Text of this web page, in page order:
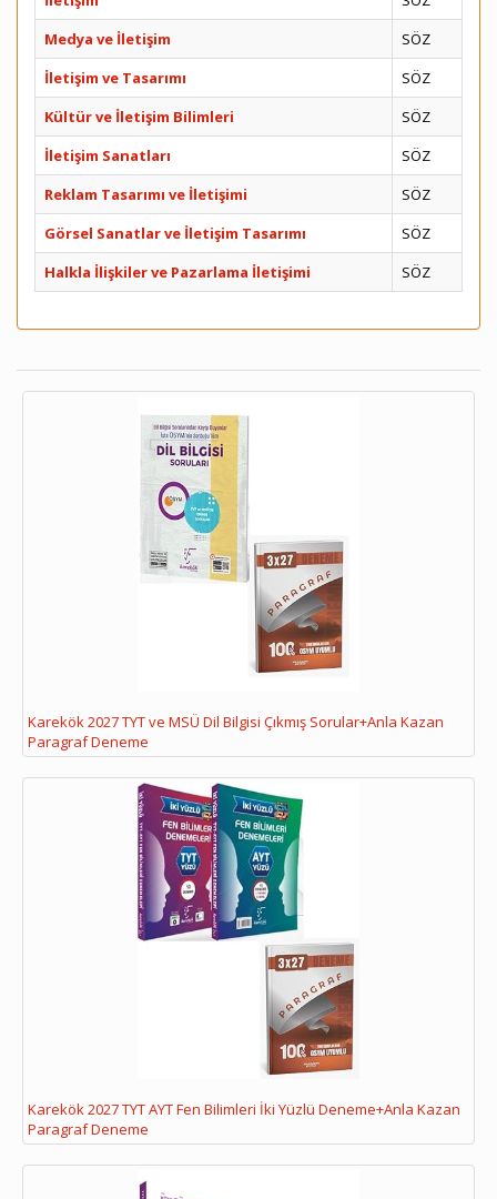
Medya ve İletişim
SÖZ
İletişim ve Tasarımı
SÖZ
Kültür ve İletişim Bilimleri
SÖZ
İletişim Sanatları
SÖZ
Reklam Tasarımı ve İletişimi
SÖZ
Görsel Sanatlar ve İletişim Tasarımı
SÖZ
Halkla İlişkiler ve Pazarlama İletişimi
SÖZ
Karekök 2027 TYT ve MSÜ Dil Bilgisi Çıkmış Sorular+Anla Kazan
Paragraf Deneme
Karekök 2027 TYT AYT Fen Bilimleri İki Yüzlü Deneme+Anla Kazan
Paragraf Deneme